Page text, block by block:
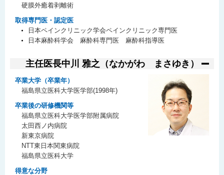
硬膜外癒着剥離術
取得専門医・認定医
日本ペインクリニック学会ペインクリニック専門医
日本麻酔科学会 麻酔科専門医 麻酔科指導医
主任医長中川 雅之（なかがわ まさゆき）
卒業大学（卒業年）
福島県立医科大学医学部(1998年)
卒業後の研修機関等
福島県立医科大学医学部附属病院
太田西ノ内病院
新東京病院
NTT東日本関東病院
福島県立医科大学
得意な分野